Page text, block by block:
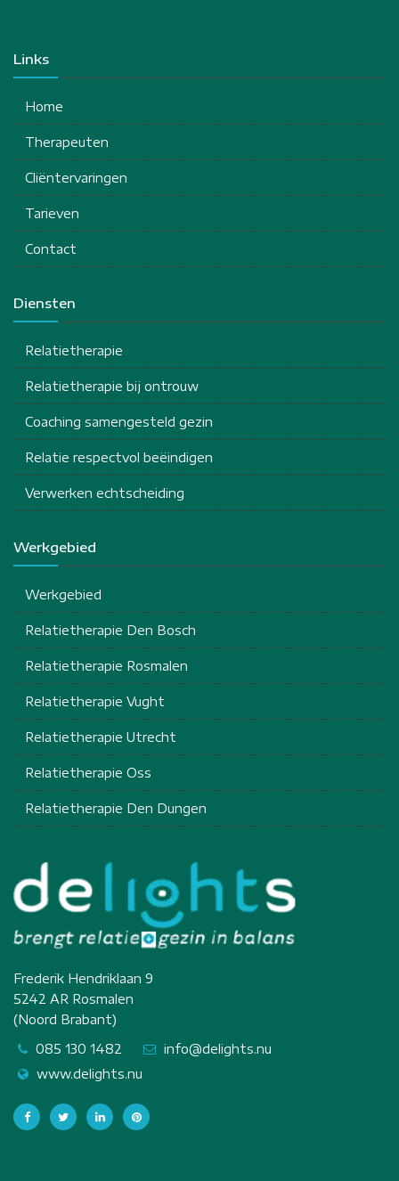
Links
Home
Therapeuten
Cliëntervaringen
Tarieven
Contact
Diensten
Relatietherapie
Relatietherapie bij ontrouw
Coaching samengesteld gezin
Relatie respectvol beëindigen
Verwerken echtscheiding
Werkgebied
Werkgebied
Relatietherapie Den Bosch
Relatietherapie Rosmalen
Relatietherapie Vught
Relatietherapie Utrecht
Relatietherapie Oss
Relatietherapie Den Dungen
Frederik Hendriklaan 9
5242 AR Rosmalen
(Noord Brabant)
085 130 1482
info@delights.nu
www.delights.nu